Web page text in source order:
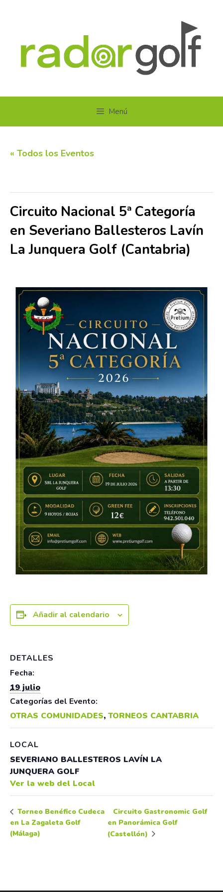
Menú
« Todos los Eventos
Circuito Nacional 5ª Categoría
en Severiano Ballesteros Lavín
La Junquera Golf (Cantabria)
Añadir al calendario
DETALLES
Fecha:
19 julio
Categorías del Evento:
OTRAS COMUNIDADES, TORNEOS CANTABRIA
LOCAL
SEVERIANO BALLESTEROS LAVÍN LA
JUNQUERA GOLF
Ver la web del Local
Torneo Benéfico Cudeca
en La Zagaleta Golf
(Málaga)
Circuito Gastronomic Golf
en Panorámica Golf
(Castellón)